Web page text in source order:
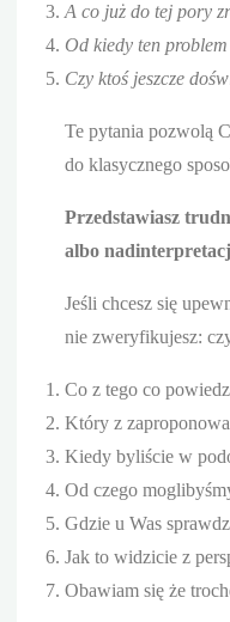
A co już do tej pory
Od kiedy ten
Czy ktoś jeszcze
Te pytania pozwolą
do klasycznego
Przedstawiasz
albo
Jeśli chcesz się
nie zweryfikujesz:
Co z tego co
Który z
Kiedy byliście w
Od czego
Gdzie u Was
Jak to widzicie z
Obawiam się że